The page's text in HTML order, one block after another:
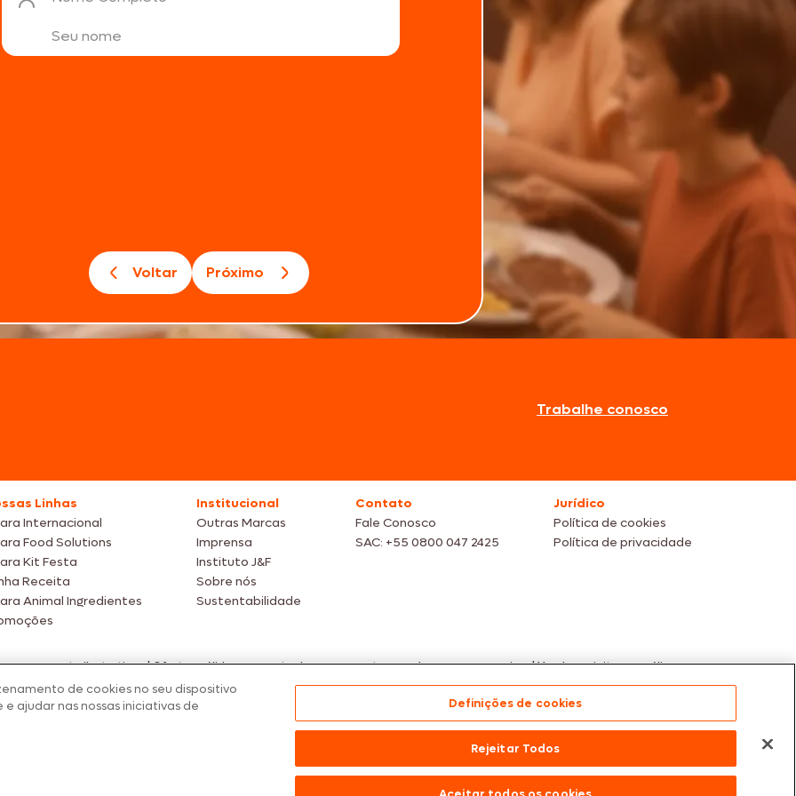
Pães e Massas
Voltar Próximo
Trabalhe conosco
Linhas
Internacional
Food Solutions
Kit Festa
Receita
Animal Ingredientes
Institucional
Outras Marcas
Imprensa
Instituto J&F
Sobre nós
Sustentabilidade
Contato
Fale Conosco
SAC: +55 0800 047 2425
Jurídico
Política de cookies
Política de privacidade
meramente ilustrativas | Ofertas válidas enquanto durarem os estoques dos nossos parceiros | Vendas sujeitas a análise e
preços, promoções e condições de pagamento são válidos exclusivamente para compras efetuadas em nossos parceiros.
os produtos estão sujeitos a disponibilidade de estoque.
– CNPJ: 02.914.460/0202-67 – Av. Marginal Direita do Tietê, 500, São Paulo/SP – CEP 05.118-100
de cookies no seu dispositivo
ajudar nas nossas iniciativas de
Definições de cookies
Rejeitar Todos